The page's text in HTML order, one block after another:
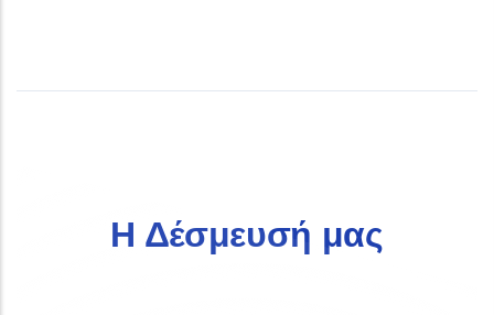
Η Δέσμευσή μας